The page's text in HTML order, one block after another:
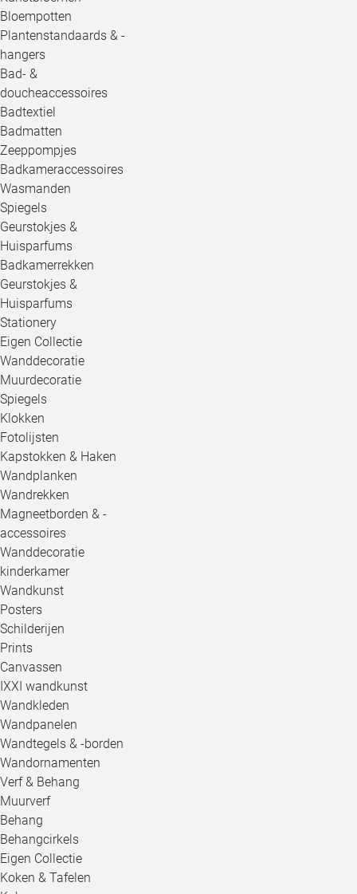
Bloempotten
Plantenstandaards & -
hangers
Bad- &
doucheaccessoires
Badtextiel
Badmatten
Zeeppompjes
Badkameraccessoires
Wasmanden
Spiegels
Geurstokjes &
Huisparfums
Badkamerrekken
Geurstokjes &
Huisparfums
Stationery
Eigen Collectie
Wanddecoratie
Muurdecoratie
Spiegels
Klokken
Fotolijsten
Kapstokken & Haken
Wandplanken
Wandrekken
Magneetborden & -
accessoires
Wanddecoratie
kinderkamer
Wandkunst
Posters
Schilderijen
Prints
Canvassen
IXXI wandkunst
Wandkleden
Wandpanelen
Wandtegels & -borden
Wandornamenten
Verf & Behang
Muurverf
Behang
Behangcirkels
Eigen Collectie
Koken & Tafelen